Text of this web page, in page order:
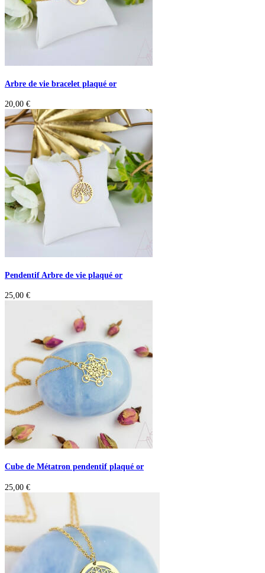
Arbre de vie bracelet plaqué or
20,00 €
Pendentif Arbre de vie plaqué or
25,00 €
Cube de Métatron pendentif plaqué or
25,00 €